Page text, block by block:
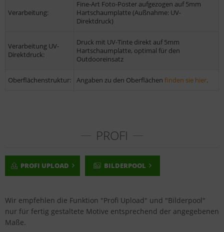
Verarbeitung:
Fine-Art Foto-Poster aufgezogen auf 5mm
Hartschaumplatte (Außnahme: UV-
Direktdruck)
Verarbeitung UV-
Direktdruck:
Druck mit UV-Tinte direkt auf 5mm
Hartschaumplatte, optimal für den
Outdooreinsatz
Oberflächenstruktur: Angaben zu den Oberflächen finden sie hier.
PROFI
PROFI UPLOAD BILDERPOOL
Wir empfehlen die Funktion "Profi Upload" und "Bilderpool"
nur für fertig gestaltete Motive entsprechend der angegebenen
Maße.